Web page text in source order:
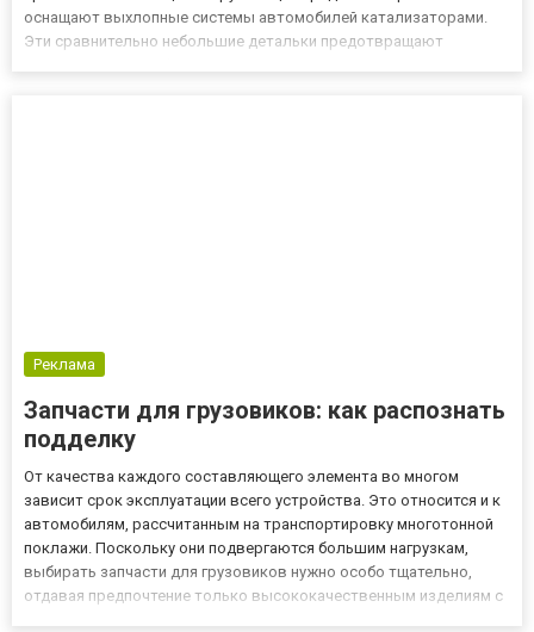
оснащают выхлопные системы автомобилей катализаторами.
Эти сравнительно небольшие детальки предотвращают
Реклама
Запчасти для грузовиков: как распознать
подделку
От качества каждого составляющего элемента во многом
зависит срок эксплуатации всего устройства. Это относится и к
автомобилям, рассчитанным на транспортировку многотонной
поклажи. Поскольку они подвергаются большим нагрузкам,
выбирать запчасти для грузовиков нужно особо тщательно,
отдавая предпочтение только высококачественным изделиям с